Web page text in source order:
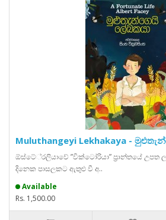
Muluthangeyi Lekhakaya -
ඕස්ටේ‍්‍රලියාවේ ”වික්ටෝරියා” ප‍්‍රාන්තයේ උපත
දිනෙක පාසලකට ඇතුළු වී අ..
Available
Rs. 1,500.00